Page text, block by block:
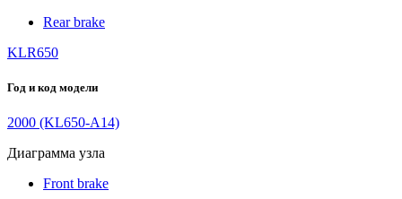
Rear brake
KLR650
Год и код модели
2000 (KL650-A14)
Диаграмма узла
Front brake